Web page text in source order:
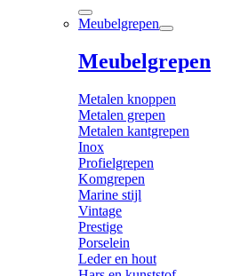
Meubelgrepen
Meubelgrepen
Metalen knoppen
Metalen grepen
Metalen kantgrepen
Inox
Profielgrepen
Komgrepen
Marine stijl
Vintage
Prestige
Porselein
Leder en hout